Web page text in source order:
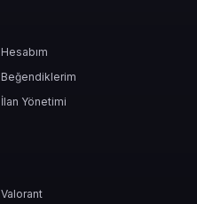
Hesabım
Beğendiklerim
İlan Yönetimi
Valorant